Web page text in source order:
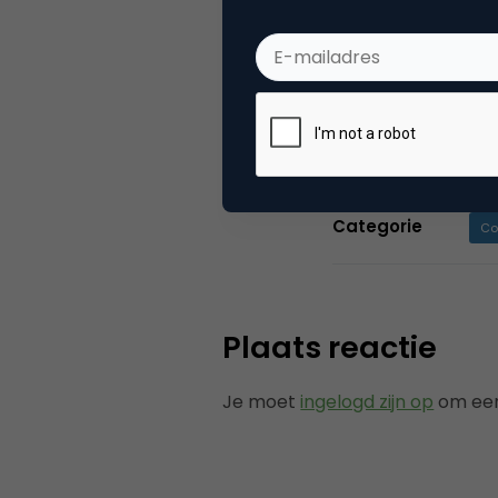
met veel
uitstekende
trots je werk
Categorie
Plaats reactie
Je moet ingelogd zijn op om